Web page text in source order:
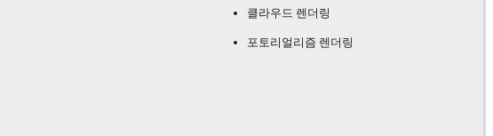
클라우드 렌더링
포토리얼리즘 렌더링